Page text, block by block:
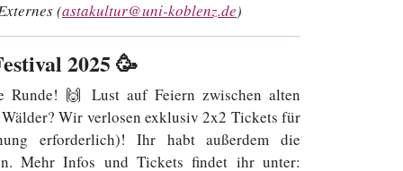
(astakultur@uni-koblenz.de)
2025 🥳
Runde! 🙌 Lust auf Feiern zwischen alten
Wir verlosen exklusiv 2x2 Tickets für
erforderlich)! Ihr habt außerdem die
Mehr Infos und Tickets findet ihr unter: